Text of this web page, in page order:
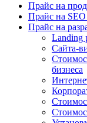
Прайс на
Прайс на
Прайс на
Landing
Cайта-
бизнеса